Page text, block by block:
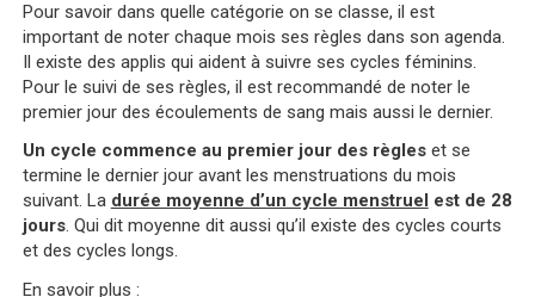
Pour savoir dans quelle catégorie on se classe, il est
important de noter chaque mois ses règles dans son agenda.
Il existe des applis qui aident à suivre ses cycles féminins.
Pour le suivi de ses règles, il est recommandé de noter le
premier jour des écoulements de sang mais aussi le dernier.
Un cycle commence au premier jour des règleset se
termine le dernier jour avant les menstruations du mois
suivant. La durée moyenne d’un cycle menstruel est de 28
jours. Qui dit moyenne dit aussi qu’il existe des cycles courts
et des cycles longs.
En savoir plus :